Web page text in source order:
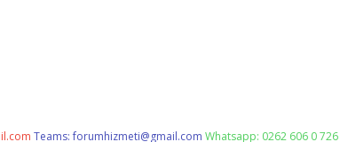
Teams:forumhizmeti@gmail.com Whatsapp: 0262 606 0 726